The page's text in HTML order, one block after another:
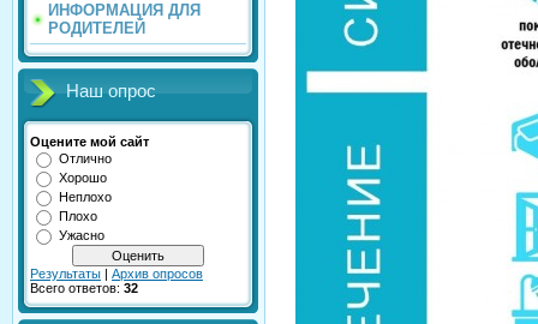
ИНФОРМАЦИЯ ДЛЯ
РОДИТЕЛЕЙ
Наш опрос
Оцените мой сайт
Отлично
Хорошо
Неплохо
Плохо
Ужасно
Результаты | Архив опросов
Всего ответов: 32